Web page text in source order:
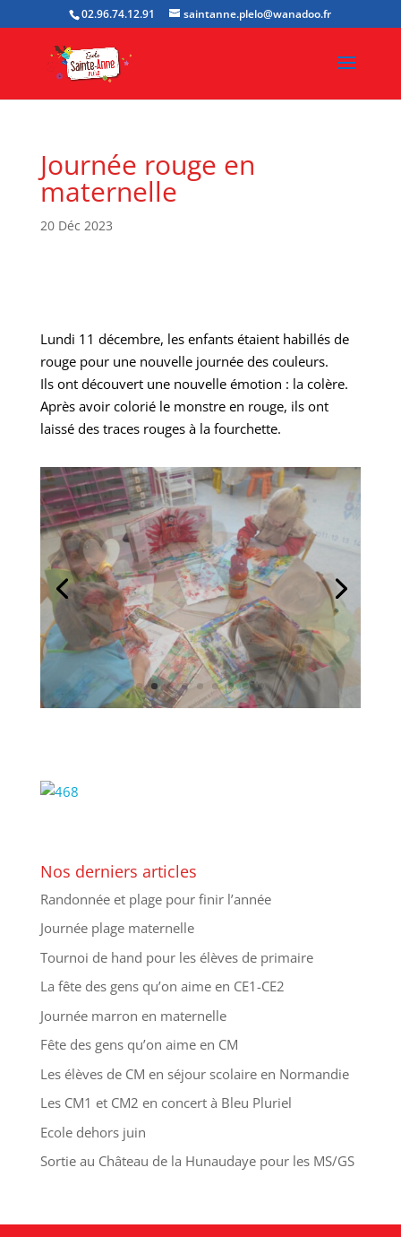
02.96.74.12.91 saintanne.plelo@wanadoo.fr
Journée rouge en
maternelle
20 Déc 2023
Lundi 11 décembre, les enfants étaient habillés de
rouge pour une nouvelle journée des couleurs.
Ils ont découvert une nouvelle émotion : la colère.
Après avoir colorié le monstre en rouge, ils ont
laissé des traces rouges à la fourchette.
Nos derniers articles
Randonnée et plage pour finir l’année
Journée plage maternelle
Tournoi de hand pour les élèves de primaire
La fête des gens qu’on aime en CE1-CE2
Journée marron en maternelle
Fête des gens qu’on aime en CM
Les élèves de CM en séjour scolaire en Normandie
Les CM1 et CM2 en concert à Bleu Pluriel
Ecole dehors juin
Sortie au Château de la Hunaudaye pour les MS/GS